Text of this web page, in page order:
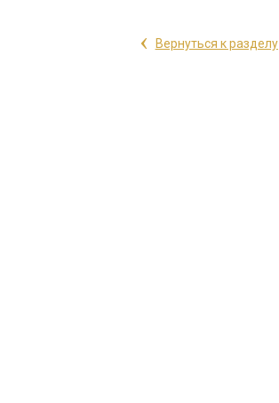
‹ Вернуться к разделу